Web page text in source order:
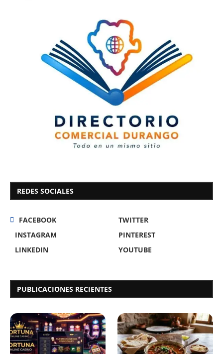
REDES SOCIALES
FACEBOOK
TWITTER
INSTAGRAM
PINTEREST
LINKEDIN
YOUTUBE
PUBLICACIONES RECIENTES